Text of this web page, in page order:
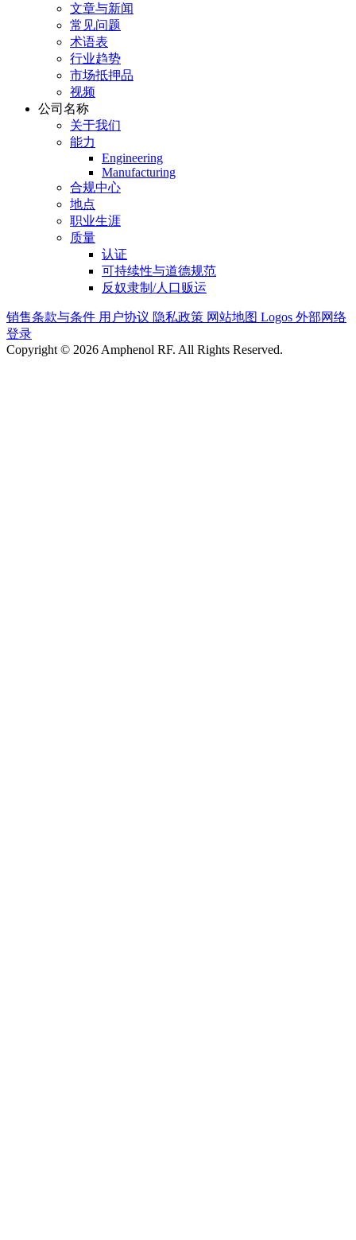
文章与新闻
常见问题
术语表
行业趋势
市场抵押品
视频
公司名称
关于我们
能力
Engineering
Manufacturing
合规中心
地点
职业生涯
质量
认证
可持续性与道德规范
反奴隶制/人口贩运
销售条款与条件 用户协议 隐私政策 网站地图 Logos 外部网络
登录
Copyright © 2026 Amphenol RF. All Rights Reserved.